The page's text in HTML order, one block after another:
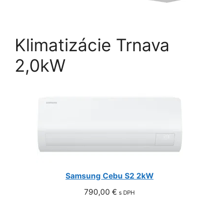
Klimatizácie Trnava
2,0kW
Samsung Cebu S2 2kW
790,00 € s DPH